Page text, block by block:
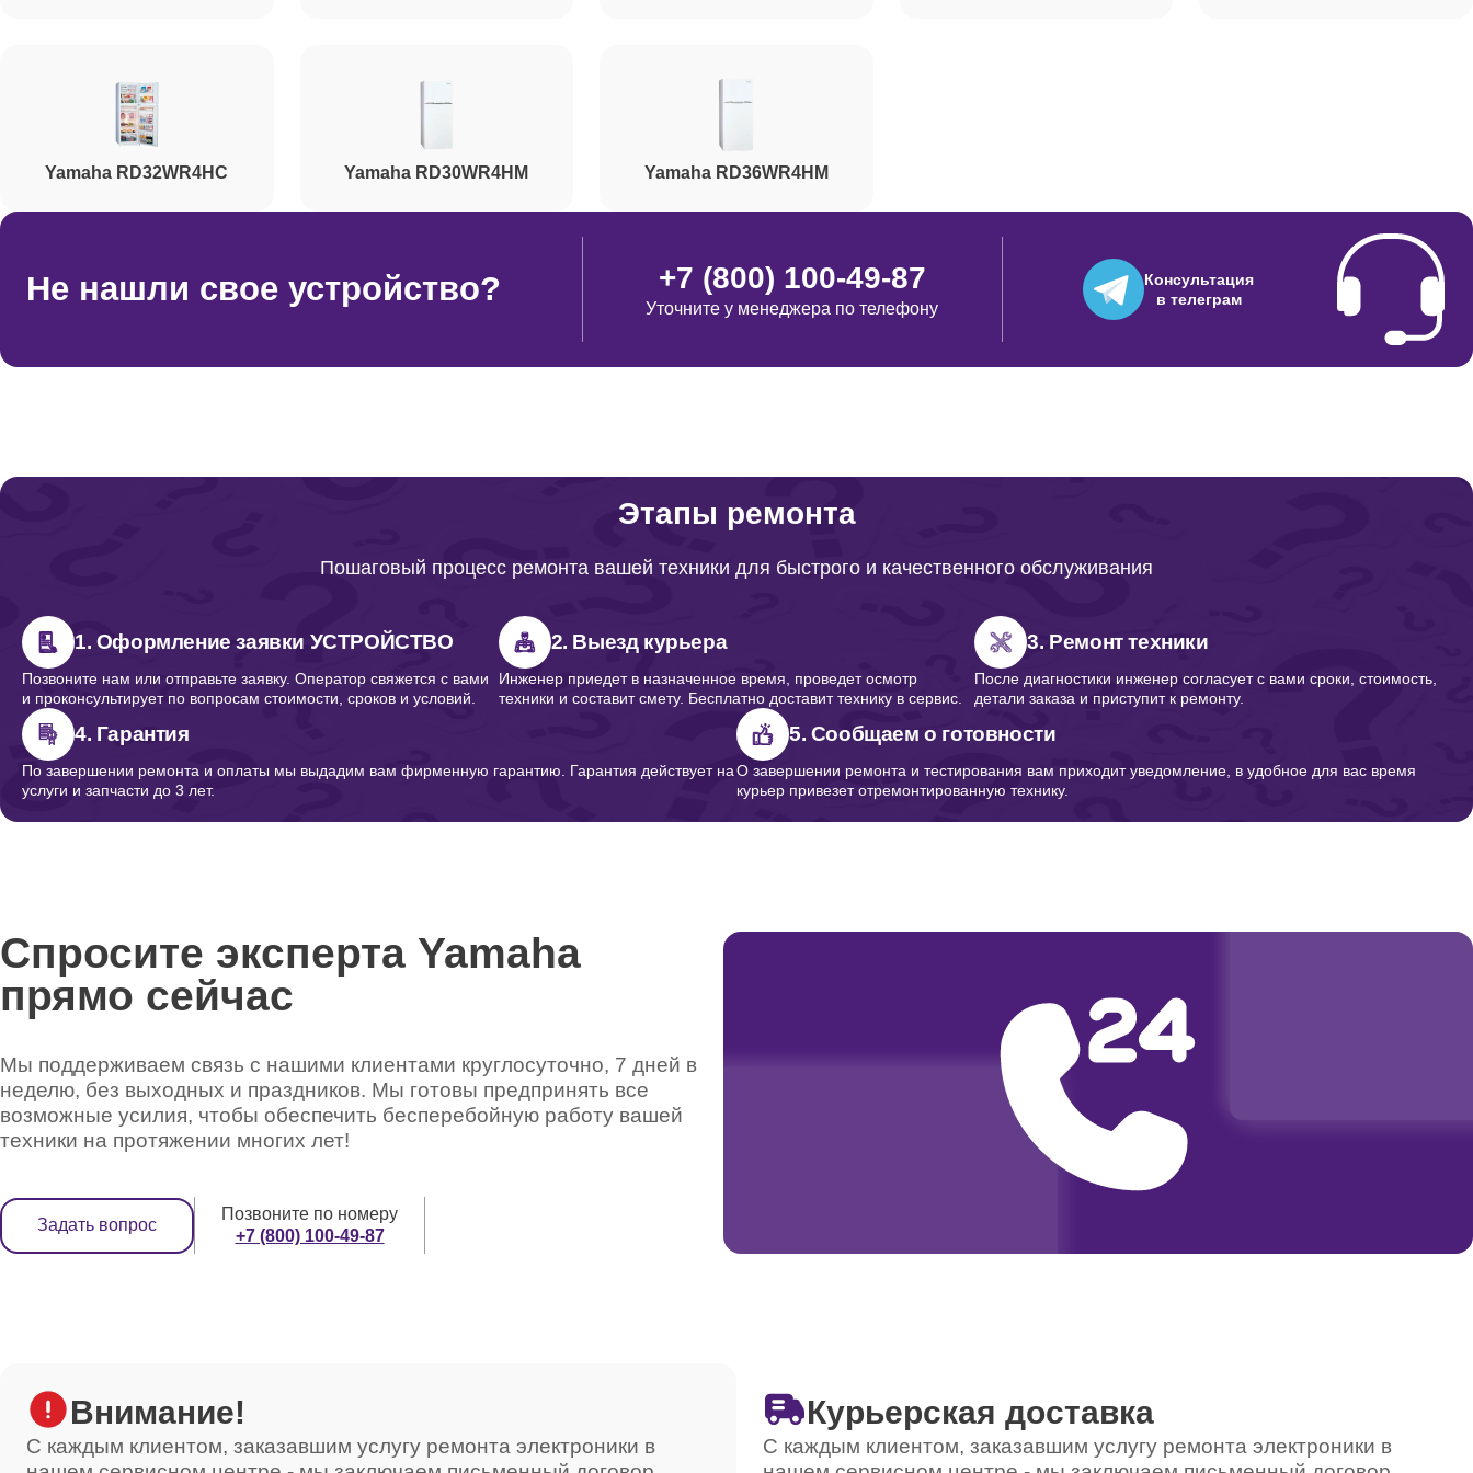
Ремонт платы управления (мат.платы, мейн платы)
от 50 минут
Yamaha RD32WR4HC Yamaha RD30WR4HM Yamaha RD36WR4HM
Не нашли свое устройство? +7 (800) 100-49-87
Уточните у менеджера по телефону
Консультация
в телеграм
Этапы ремонта
Пошаговый процесс ремонта вашей техники для быстрого и качественного обслуживания
1. Оформление заявки УСТРОЙСТВО
Позвоните нам или отправьте заявку. Оператор свяжется с вами
и проконсультирует по вопросам стоимости, сроков и условий.
2. Выезд курьера
Инженер приедет в назначенное время, проведет осмотр
техники и составит смету. Бесплатно доставит технику в сервис.
3. Ремонт техники
После диагностики инженер согласует с вами сроки, стоимость,
детали заказа и приступит к ремонту.
4. Гарантия
По завершении ремонта и оплаты мы выдадим вам фирменную гарантию. Гарантия действует на
услуги и запчасти до 3 лет.
5. Сообщаем о готовности
О завершении ремонта и тестирования вам приходит уведомление, в удобное для вас время
курьер привезет отремонтированную технику.
Спросите эксперта Yamaha
прямо сейчас
Мы поддерживаем связь с нашими клиентами круглосуточно, 7 дней в
неделю, без выходных и праздников. Мы готовы предпринять все
возможные усилия, чтобы обеспечить бесперебойную работу вашей
техники на протяжении многих лет!
Задать вопрос
Позвоните по номеру
+7 (800) 100-49-87
Внимание!
С каждым клиентом, заказавшим услугу ремонта электроники в
Курьерская доставка
С каждым клиентом, заказавшим услугу ремонта электроники в